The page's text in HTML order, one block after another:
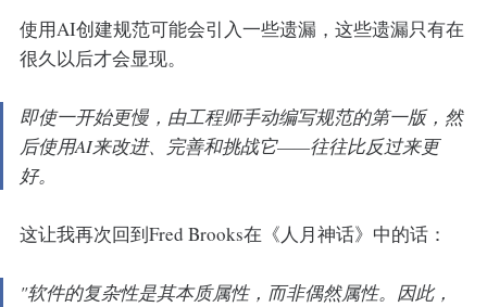
使用AI创建规范可能会引入一些遗漏，这些遗漏只有在
很久以后才会显现。
即使一开始更慢，由工程师手动编写规范的第一版，然
后使用AI来改进、完善和挑战它——往往比反过来更
好。
这让我再次回到Fred Brooks在《人月神话》中的话：
"软件的复杂性是其本质属性，而非偶然属性。因此，